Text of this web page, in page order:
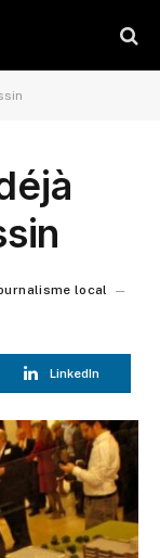
local
LinkedIn